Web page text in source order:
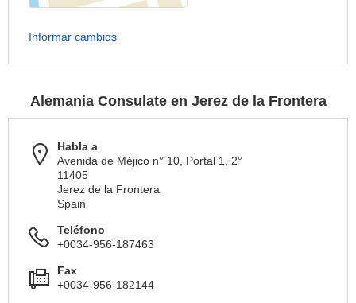
Informar cambios
Alemania Consulate en Jerez de la Frontera
Habla a
Avenida de Méjico n° 10, Portal 1, 2°
11405
Jerez de la Frontera
Spain
Teléfono
+0034-956-187463
Fax
+0034-956-182144